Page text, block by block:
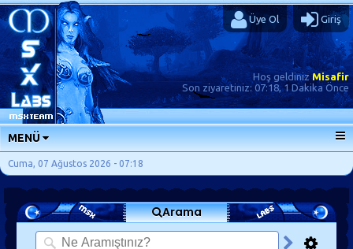
Üye Ol Giriş
Hoş geldinizMisafir
Son ziyaretiniz: 07:18, 1 Dakika Önce
MENÜ
ANA SAYFA
FORUMLAR
SORU-CEVAP
GÜNLÜKLER
Cuma, 07 Ağustos 2026 - 07:18
Arama